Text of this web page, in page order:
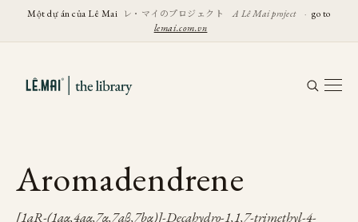
Một dự án của Lê Mai レ・マイのプロジェクト A Lê Mai project · go to
lemai.com.vn
Aromadendrene
[1aR-(1aα,4aα,7α,7aβ,7bα)]-Decahydro-1,1,7-trimethyl-4-